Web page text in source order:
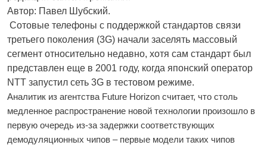
Автор: Павел Шубский.
Сотовые телефоны с поддержкой стандартов связи
третьего поколения (3G) начали заселять массовый
сегмент относительно недавно, хотя сам стандарт был
представлен еще в 2001 году, когда японский оператор
NTT запустил сеть 3G в тестовом режиме.
Аналитик из агентства Future Horizon считает, что столь
медленное распространение новой технологии произошло в
первую очередь из-за задержки соответствующих
демодуляционных чипов – первые модели таких чипов